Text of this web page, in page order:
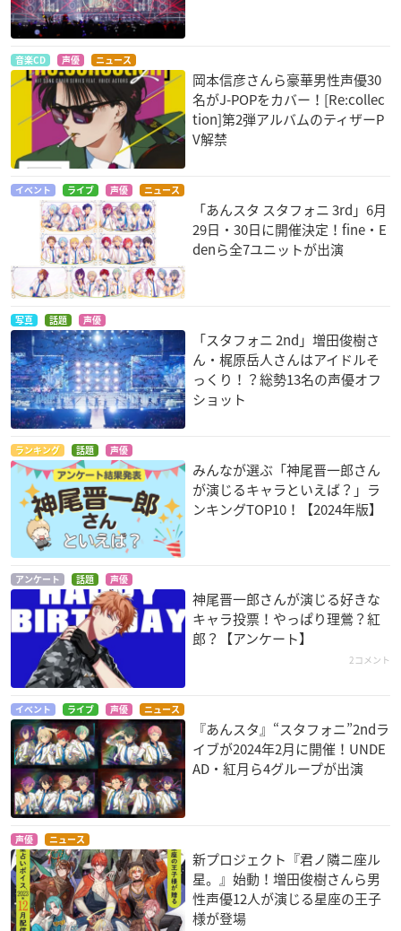
音楽CD 声優 ニュース
岡本信彦さんら豪華男性声優30
名がJ-POPをカバー！[Re:collec
tion]第2弾アルバムのティザーP
V解禁
イベント ライブ 声優 ニュース
「あんスタ スタフォニ 3rd」6月
29日・30日に開催決定！fine・E
denら全7ユニットが出演
写真 話題 声優
「スタフォニ 2nd」増田俊樹さ
ん・梶原岳人さんはアイドルそ
っくり！？総勢13名の声優オフ
ショット
ランキング 話題 声優
みんなが選ぶ「神尾晋一郎さん
が演じるキャラといえば？」ラ
ンキングTOP10！【2024年版】
アンケート 話題 声優
神尾晋一郎さんが演じる好きな
キャラ投票！やっぱり理鶯？紅
郎？【アンケート】
2コメント
イベント ライブ 声優 ニュース
『あんスタ』“スタフォニ”2ndラ
イブが2024年2月に開催！UNDE
AD・紅月ら4グループが出演
声優 ニュース
新プロジェクト『君ノ隣ニ座ル
星。』始動！増田俊樹さんら男
性声優12人が演じる星座の王子
様が登場